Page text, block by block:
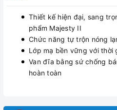
Thiết kế hiện đại, sang
phẩm Majesty II
Chức năng tự trộn nóng
Lớp mạ bền vững với thời
Van đĩa bằng sứ chống
hoàn toàn